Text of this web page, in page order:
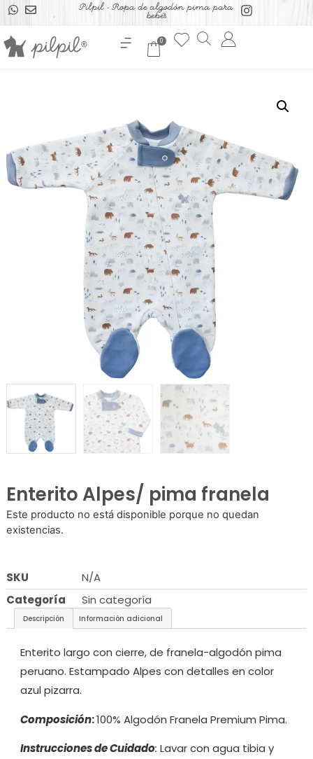
Pilpil - Ropa de algodón pima para
bebés
0
Enterito Alpes/ pima franela
Este producto no está disponible porque no quedan
existencias.
SKU
N/A
Categoría
Sin categoría
Descripción Información adicional
Enterito largo con cierre, de franela-algodón pima
peruano. Estampado Alpes con detalles en color
azul pizarra.
Composición:100% Algodón Franela Premium Pima.
Instrucciones de Cuidado: Lavar con agua tibia y